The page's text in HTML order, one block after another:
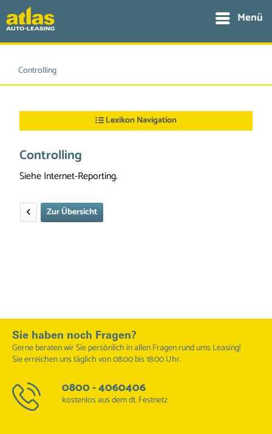
Menü
Controlling
Lexikon Navigation
Controlling
Siehe Internet-Reporting.
Zur Übersicht
Sie haben noch Fragen?
Gerne beraten wir Sie persönlich in allen Fragen rund ums Leasing!
Sie erreichen uns täglich von 08:00 bis 18:00 Uhr.
0800 - 4060406
kostenlos aus dem dt. Festnetz